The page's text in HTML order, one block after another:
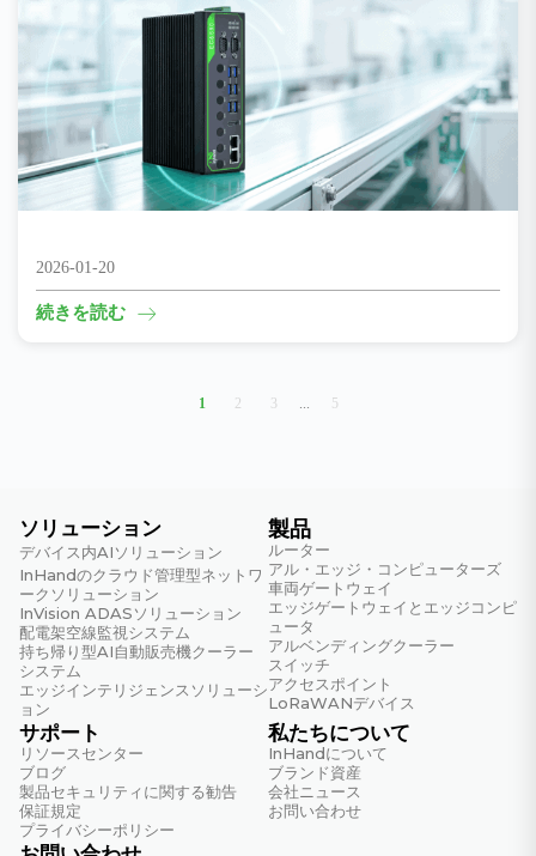
サンプリングから100% AI検査まで
2026-01-20
続きを読む
1 2 3 5
ソリューション
デバイス内AIソリューション
InHandのクラウド管理型ネットワ
ークソリューション
InVision ADASソリューション
配電架空線監視システム
持ち帰り型AI自動販売機クーラー
システム
エッジインテリジェンスソリューシ
ョン
製品
ルーター
アル・エッジ・コンピューターズ
車両ゲートウェイ
エッジゲートウェイとエッジコンピ
ュータ
アルベンディングクーラー
スイッチ
アクセスポイント
LoRaWANデバイス
サポート
リソースセンター
ブログ
製品セキュリティに関する勧告
保証規定
プライバシーポリシー
私たちについて
InHandについて
ブランド資産
会社ニュース
お問い合わせ